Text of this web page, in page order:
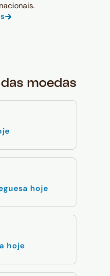
moedas
hoje
hoje